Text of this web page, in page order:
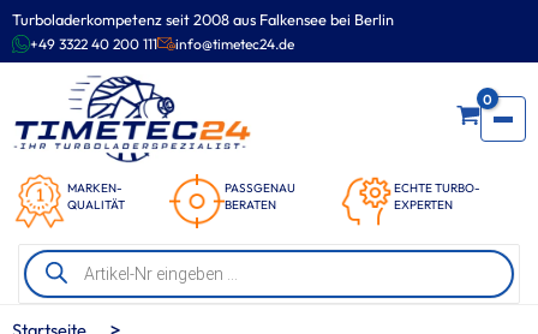
Turboladerkompetenz seit 2008 aus Falkensee bei Berlin
+49 3322 40 200 111 info@timetec24.de
MARKEN-
QUALITÄT
PASSGENAU
BERATEN
ECHTE TURBO-
EXPERTEN
0
Products
search
Zum
Inhalt
springen
Startseite >